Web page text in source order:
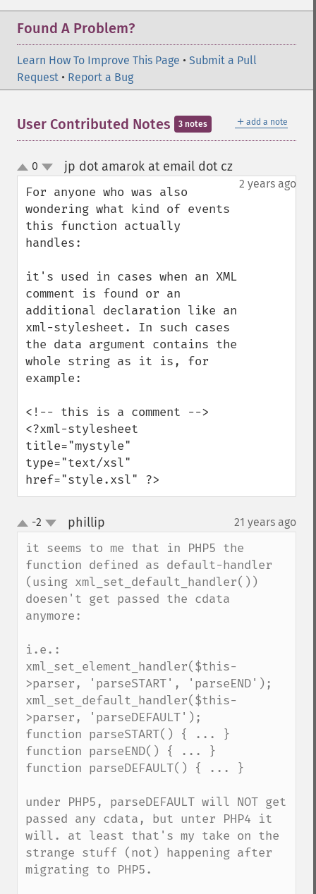
Found A Problem?
Learn How To Improve This Page • Submit a Pull
Request • Report a Bug
＋ add a note
User Contributed Notes 3 notes
up
down
0 jp dot amarok at email dot cz¶
2 years ago
For anyone who was also
wondering what kind of events
this function actually
handles:
it's used in cases when an XML
comment is found or an
additional declaration like an
xml-stylesheet. In such cases
the data argument contains the
whole string as it is, for
example:
<!-- this is a comment -->
<?xml-stylesheet
title="mystyle"
type="text/xsl"
href="style.xsl" ?>
up
down
-2 phillip 21 years ago
it seems to me that in PHP5 the
function defined as default-handler
(using xml_set_default_handler())
doesen't get passed the cdata
anymore:
i.e.:
xml_set_element_handler($this-
>parser, 'parseSTART', 'parseEND');
xml_set_default_handler($this-
>parser, 'parseDEFAULT');
function parseSTART() { ... }
function parseEND() { ... }
function parseDEFAULT() { ... }
under PHP5, parseDEFAULT will NOT get
passed any cdata, but unter PHP4 it
will. at least that's my take on the
strange stuff (not) happening after
migrating to PHP5.